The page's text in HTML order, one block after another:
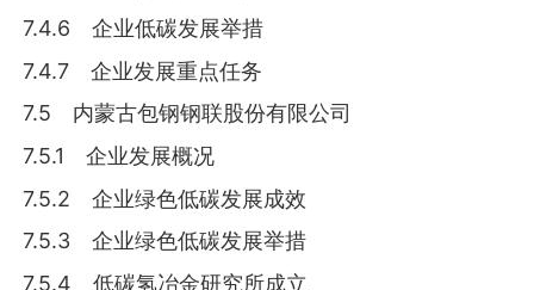
7.4.6 企业低碳发展举措
7.4.7 企业发展重点任务
7.5 内蒙古包钢钢联股份有限公司
7.5.1 企业发展概况
7.5.2 企业绿色低碳发展成效
7.5.3 企业绿色低碳发展举措
7.5.4 低碳氢冶金研究所成立